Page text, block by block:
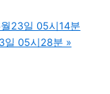
울산치과
23일 05시14분
일 05시28분 »